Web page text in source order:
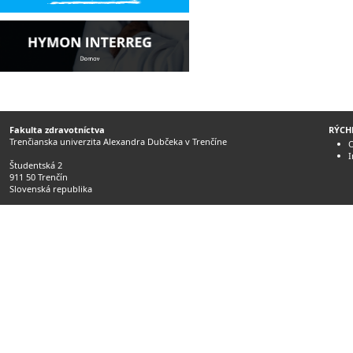
Fakulta zdravotníctva
Trenčianska univerzita Alexandra Dubčeka v Trenčíne
Študentská 2
911 50 Trenčín
Slovenská republika